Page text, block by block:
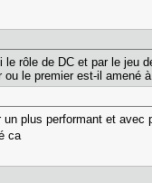
le rôle de DC et par le
le premier est-il amené
plus performant et avec
ca